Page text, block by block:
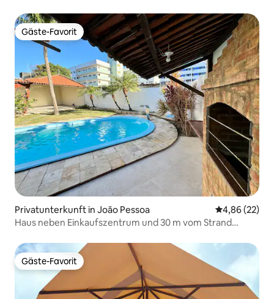
Gäste-Favorit
Gäste-Favorit
Privatunterkunft in João Pessoa
4,86 (22)
Haus neben Einkaufszentrum und 30 m vom Strand
Gäste-Favorit
Gäste-Favorit